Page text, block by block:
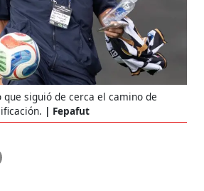
siguió de cerca el camino de
Fepafut